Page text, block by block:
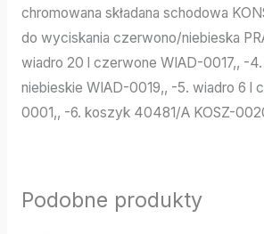
chromowana składana schodowa
do wyciskania czerwono/niebieska
wiadro 20 l czerwone WIAD-0017,, -
niebieskie WIAD-0019,, -5. wiadro 6 l
0001,, -6. koszyk 40481/A KOSZ-
Podobne produkty